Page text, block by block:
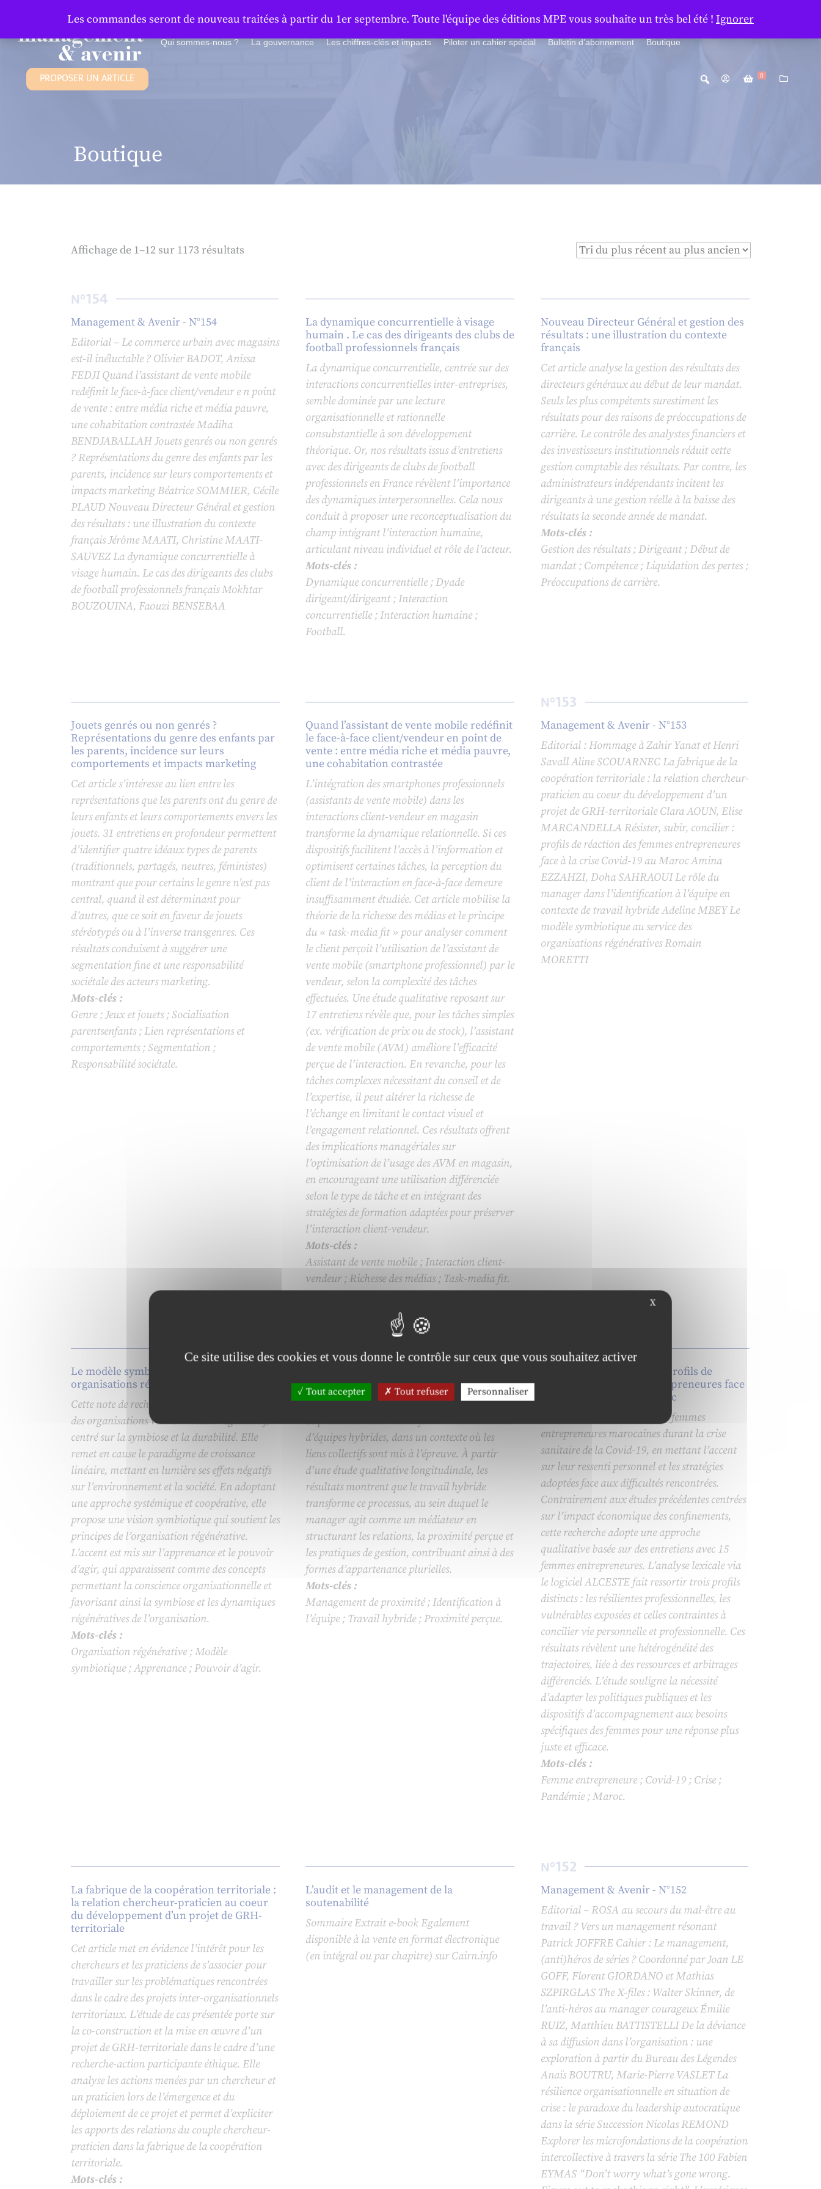
Qui sommes-nous ? La gouvernance Les chiffres-clés et impacts Piloter un cahier spécial Bulletin d’abonnement Boutique
PROPOSER UN ARTICLE 0
Boutique
Affichage de 1–12 sur 1173 résultats
N°154
Management & Avenir - N°154
Editorial – Le commerce urbain avec magasins
est-il inéluctable ? Olivier BADOT, Anissa
FEDJI Quand l’assistant de vente mobile
redéfinit le face-à-face client/vendeur e n point
de vente : entre média riche et média pauvre,
une cohabitation contrastée Madiha
BENDJABALLAH Jouets genrés ou non genrés
? Représentations du genre des enfants par les
parents, incidence sur leurs comportements et
impacts marketing Béatrice SOMMIER, Cécile
PLAUD Nouveau Directeur Général et gestion
des résultats : une illustration du contexte
français Jérôme MAATI, Christine MAATI-
SAUVEZ La dynamique concurrentielle à
visage humain. Le cas des dirigeants des clubs
de football professionnels français Mokhtar
BOUZOUINA, Faouzi BENSEBAA
La dynamique concurrentielle à visage
humain . Le cas des dirigeants des clubs de
football professionnels français
La dynamique concurrentielle, centrée sur des
interactions concurrentielles inter-entreprises,
semble dominée par une lecture
organisationnelle et rationnelle
consubstantielle à son développement
théorique. Or, nos résultats issus d’entretiens
avec des dirigeants de clubs de football
professionnels en France révèlent l’importance
des dynamiques interpersonnelles. Cela nous
conduit à proposer une reconceptualisation du
champ intégrant l’interaction humaine,
articulant niveau individuel et rôle de l’acteur.
Mots-clés :
Dynamique concurrentielle ; Dyade
dirigeant/dirigeant ; Interaction
concurrentielle ; Interaction humaine ;
Football.
Nouveau Directeur Général et gestion des
résultats : une illustration du contexte
français
Cet article analyse la gestion des résultats des
directeurs généraux au début de leur mandat.
Seuls les plus compétents surestiment les
résultats pour des raisons de préoccupations de
carrière. Le contrôle des analystes financiers et
des investisseurs institutionnels réduit cette
gestion comptable des résultats. Par contre, les
administrateurs indépendants incitent les
dirigeants à une gestion réelle à la baisse des
résultats la seconde année de mandat.
Mots-clés :
Gestion des résultats ; Dirigeant ; Début de
mandat ; Compétence ; Liquidation des pertes ;
Préoccupations de carrière.
Jouets genrés ou non genrés ?
Représentations du genre des enfants par
les parents, incidence sur leurs
comportements et impacts marketing
Cet article s’intéresse au lien entre les
représentations que les parents ont du genre de
leurs enfants et leurs comportements envers les
jouets. 31 entretiens en profondeur permettent
d’identifier quatre idéaux types de parents
(traditionnels, partagés, neutres, féministes)
montrant que pour certains le genre n’est pas
central, quand il est déterminant pour
d’autres, que ce soit en faveur de jouets
stéréotypés ou à l’inverse transgenres. Ces
résultats conduisent à suggérer une
segmentation fine et une responsabilité
sociétale des acteurs marketing.
Mots-clés :
Genre ; Jeux et jouets ; Socialisation
parentsenfants ; Lien représentations et
comportements ; Segmentation ;
Responsabilité sociétale.
Quand l’assistant de vente mobile redéfinit
le face-à-face client/vendeur en point de
vente : entre média riche et média pauvre,
une cohabitation contrastée
L’intégration des smartphones professionnels
(assistants de vente mobile) dans les
interactions client-vendeur en magasin
transforme la dynamique relationnelle. Si ces
dispositifs facilitent l’accès à l’information et
optimisent certaines tâches, la perception du
client de l’interaction en face-à-face demeure
insuffisamment étudiée. Cet article mobilise la
théorie de la richesse des médias et le principe
du « task-media fit » pour analyser comment
le client perçoit l’utilisation de l’assistant de
vente mobile (smartphone professionnel) par le
vendeur, selon la complexité des tâches
effectuées. Une étude qualitative reposant sur
17 entretiens révèle que, pour les tâches simples
(ex. vérification de prix ou de stock), l’assistant
de vente mobile (AVM) améliore l’efficacité
perçue de l’interaction. En revanche, pour les
tâches complexes nécessitant du conseil et de
l’expertise, il peut altérer la richesse de
l’échange en limitant le contact visuel et
l’engagement relationnel. Ces résultats offrent
des implications managériales sur
l’optimisation de l’usage des AVM en magasin,
en encourageant une utilisation différenciée
selon le type de tâche et en intégrant des
stratégies de formation adaptées pour préserver
l’interaction client-vendeur.
Mots-clés :
Assistant de vente mobile ; Interaction client-
vendeur ; Richesse des médias ; Task-media fit.
N°153
Management & Avenir - N°153
Editorial : Hommage à Zahir Yanat et Henri
Savall Aline SCOUARNEC La fabrique de la
coopération territoriale : la relation chercheur-
praticien au coeur du développement d’un
projet de GRH-territoriale Clara AOUN, Elise
MARCANDELLA Résister, subir, concilier :
profils de réaction des femmes entrepreneures
face à la crise Covid-19 au Maroc Amina
EZZAHZI, Doha SAHRAOUI Le rôle du
manager dans l’identification à l’équipe en
contexte de travail hybride Adeline MBEY Le
modèle symbiotique au service des
organisations régénératives Romain
MORETTI
Le modèle symbiotique au service des
organisations régénératives
Cette note de recherche examine la transition
des organisations vers un modèle régénératif,
centré sur la symbiose et la durabilité. Elle
remet en cause le paradigme de croissance
linéaire, mettant en lumière ses effets négatifs
sur l’environnement et la société. En adoptant
une approche systémique et coopérative, elle
propose une vision symbiotique qui soutient les
principes de l’organisation régénérative.
L’accent est mis sur l’apprenance et le pouvoir
d’agir, qui apparaissent comme des concepts
permettant la conscience organisationnelle et
favorisant ainsi la symbiose et les dynamiques
régénératives de l’organisation.
Mots-clés :
Organisation régénérative ; Modèle
symbiotique ; Apprenance ; Pouvoir d’agir.
l’équipe en contexte de travail hybride
Cette recherche examine le rôle des managers
de proximité dans l’identification des membres
d’équipes hybrides, dans un contexte où les
liens collectifs sont mis à l’épreuve. À partir
d’une étude qualitative longitudinale, les
résultats montrent que le travail hybride
transforme ce processus, au sein duquel le
manager agit comme un médiateur en
structurant les relations, la proximité perçue et
les pratiques de gestion, contribuant ainsi à des
formes d’appartenance plurielles.
Mots-clés :
Management de proximité ; Identification à
l’équipe ; Travail hybride ; Proximité perçue.
Résister, subir, concilier : profils de
réaction des femmes entrepreneures face
à la crise Covid-19 au Maroc
Cet article explore le vécu des femmes
entrepreneures marocaines durant la crise
sanitaire de la Covid-19, en mettant l’accent
sur leur ressenti personnel et les stratégies
adoptées face aux difficultés rencontrées.
Contrairement aux études précédentes centrées
sur l’impact économique des confinements,
cette recherche adopte une approche
qualitative basée sur des entretiens avec 15
femmes entrepreneures. L’analyse lexicale via
le logiciel ALCESTE fait ressortir trois profils
distincts : les résilientes professionnelles, les
vulnérables exposées et celles contraintes à
concilier vie personnelle et professionnelle. Ces
résultats révèlent une hétérogénéité des
trajectoires, liée à des ressources et arbitrages
différenciés. L’étude souligne la nécessité
d’adapter les politiques publiques et les
dispositifs d’accompagnement aux besoins
spécifiques des femmes pour une réponse plus
juste et efficace.
Mots-clés :
Femme entrepreneure ; Covid-19 ; Crise ;
Pandémie ; Maroc.
La fabrique de la coopération territoriale :
la relation chercheur-praticien au coeur
du développement d’un projet de GRH-
territoriale
Cet article met en évidence l’intérêt pour les
chercheurs et les praticiens de s’associer pour
travailler sur les problématiques rencontrées
dans le cadre des projets inter-organisationnels
territoriaux. L’étude de cas présentée porte sur
la co-construction et la mise en œuvre d’un
projet de GRH-territoriale dans le cadre d’une
recherche-action participante éthique. Elle
analyse les actions menées par un chercheur et
un praticien lors de l’émergence et du
déploiement de ce projet et permet d’expliciter
les apports des relations du couple chercheur-
praticien dans la fabrique de la coopération
territoriale.
Mots-clés :
L’audit et le management de la
soutenabilité
SommaireExtrait e-bookEgalement
disponible à la vente en format électronique
(en intégral ou par chapitre) surCairn.info
N°152
Management & Avenir - N°152
Editorial – ROSA au secours du mal-être au
travail ? Vers un management résonant
Patrick JOFFRE Cahier : Le management,
(anti)héros de séries ? Coordonné par Joan LE
GOFF, Florent GIORDANO et Mathias
SZPIRGLAS The X-files: Walter Skinner, de
l’anti-héros au manager courageux Émilie
RUIZ, Matthieu BATTISTELLI De la déviance
à sa diffusion dans l’organisation : une
exploration à partir duBureau des Légendes
Anaïs BOUTRU, Marie-Pierre VASLET La
résilience organisationnelle en situation de
crise : le paradoxe du leadership autocratique
dans la sérieSuccessionNicolas REMOND
Explorer les microfondations de la coopération
intercollective à travers la sérieThe 100Fabien
EYMAS “Don’t worry what’s gone wrong.
Les commandes seront de nouveau traitées à partir du 1er septembre. Toute l'équipe des éditions MPE vous souhaite un très bel été ! Ignorer
X
Ce site utilise des cookies et vous donne le contrôle sur ceux que vous souhaitez activer
Tout accepter Tout refuser Personnaliser